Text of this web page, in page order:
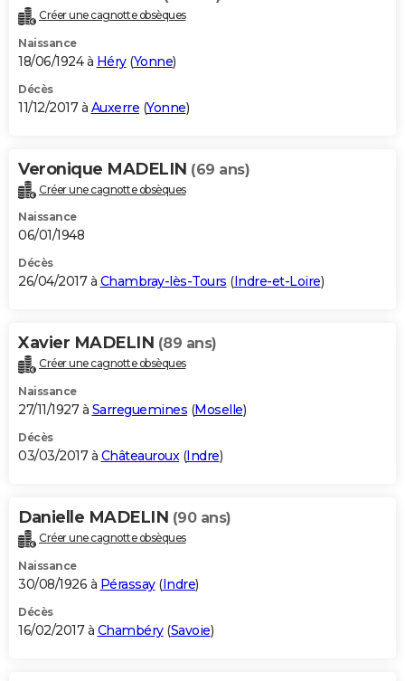
Créer une cagnotte obsèques
Naissance
18/06/1924 à Héry(Yonne)
Décès
11/12/2017 à Auxerre (Yonne)
Veronique MADELIN (69 ans)
Créer une cagnotte obsèques
Naissance
06/01/1948
Décès
26/04/2017 à Chambray-lès-Tours (Indre-et-Loire)
Xavier MADELIN (89 ans)
Créer une cagnotte obsèques
Naissance
27/11/1927 à Sarreguemines (Moselle)
Décès
03/03/2017 à Châteauroux(Indre)
Danielle MADELIN (90 ans)
Créer une cagnotte obsèques
Naissance
30/08/1926 à Pérassay(Indre)
Décès
16/02/2017 à Chambéry(Savoie)